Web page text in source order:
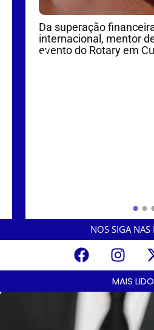
Da superação
internacional, mentor
evento do Rotary em
NOS SIGA NAS
MAIS